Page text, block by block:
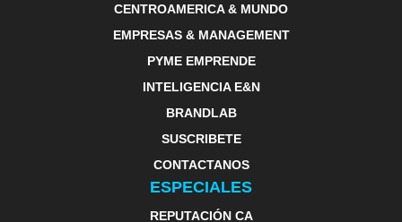
CENTROAMERICA & MUNDO
EMPRESAS & MANAGEMENT
PYME EMPRENDE
INTELIGENCIA E&N
BRANDLAB
SUSCRIBETE
CONTACTANOS
ESPECIALES
REPUTACIÓN CA